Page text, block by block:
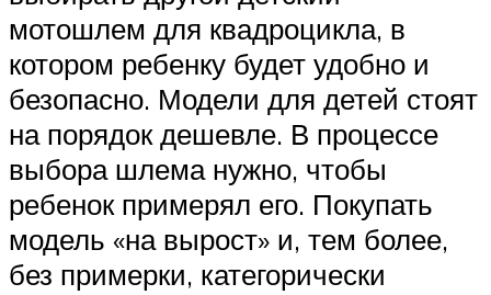
мотошлем для квадроцикла, в
котором ребенку будет удобно и
безопасно. Модели для детей стоят
на порядок дешевле. В процессе
выбора шлема нужно, чтобы
ребенок примерял его. Покупать
модель «на вырост» и, тем более,
без примерки, категорически